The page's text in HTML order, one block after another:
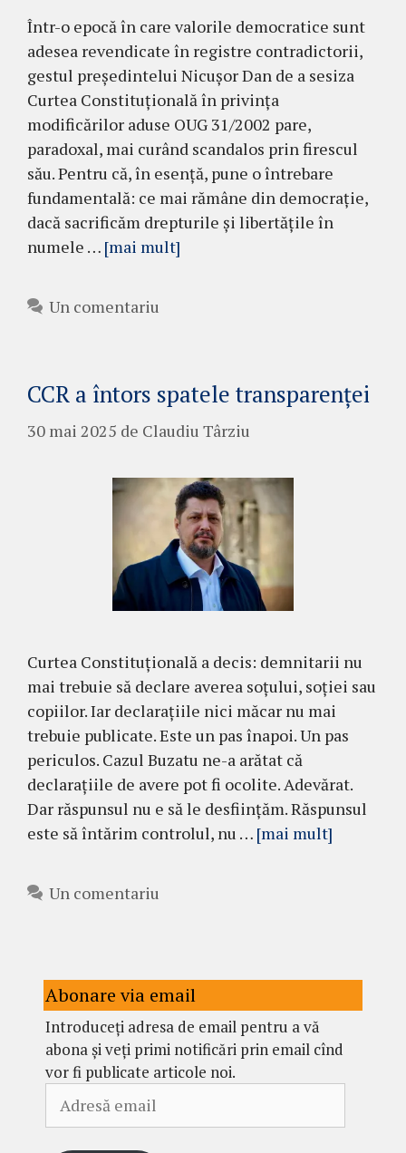
Într-o epocă în care valorile democratice sunt
adesea revendicate în registre contradictorii,
gestul președintelui Nicușor Dan de a sesiza
Curtea Constituțională în privința
modificărilor aduse OUG 31/2002 pare,
paradoxal, mai curând scandalos prin firescul
său. Pentru că, în esență, pune o întrebare
fundamentală: ce mai rămâne din democrație,
dacă sacrificăm drepturile și libertățile în
numele … [mai mult]
Un comentariu
CCR a întors spatele transparenței
30 mai 2025 de Claudiu Târziu
Curtea Constituțională a decis: demnitarii nu
mai trebuie să declare averea soțului, soției sau
copiilor. Iar declarațiile nici măcar nu mai
trebuie publicate. Este un pas înapoi. Un pas
periculos. Cazul Buzatu ne-a arătat că
declarațiile de avere pot fi ocolite. Adevărat.
Dar răspunsul nu e să le desființăm. Răspunsul
este să întărim controlul, nu … [mai mult]
Un comentariu
Abonare via email
Introduceți adresa de email pentru a vă
abona și veți primi notificări prin email cînd
vor fi publicate articole noi.
email